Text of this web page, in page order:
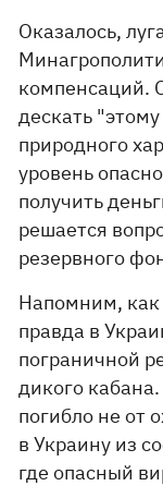
Оказалось,
компенсаций.
дескать
природного
уровень
получить
решается
резервного
Напомним,
правда в
пограничной
дикого
погибло не от
в Украину из
где опасный